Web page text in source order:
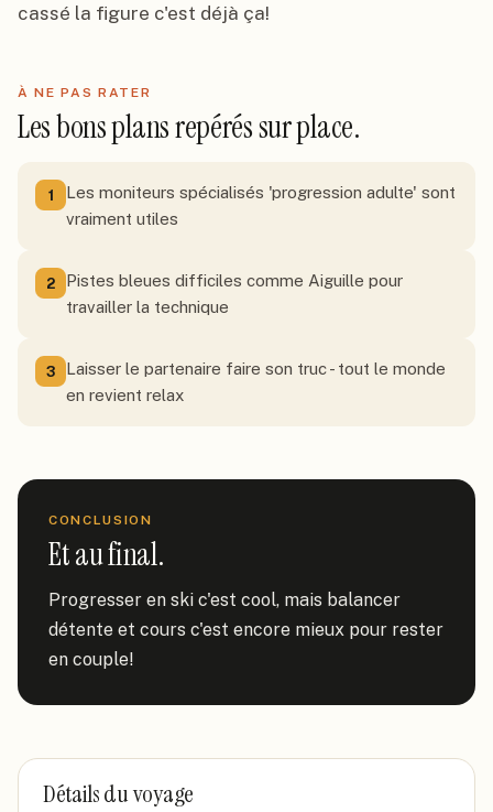
cassé la figure c'est déjà ça!
À NE PAS RATER
Les bons plans repérés sur place.
1
Les moniteurs spécialisés 'progression adulte' sont
vraiment utiles
2
Pistes bleues difficiles comme Aiguille pour
travailler la technique
3
Laisser le partenaire faire son truc - tout le monde
en revient relax
CONCLUSION
Et au final.
Progresser en ski c'est cool, mais balancer
détente et cours c'est encore mieux pour rester
en couple!
Détails du voyage